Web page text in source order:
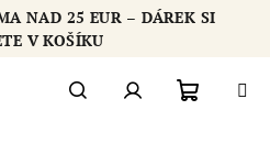
NAD 25 EUR – DÁREK SI
V KOŠÍKU